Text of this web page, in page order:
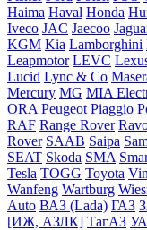
Haima Haval Honda
Iveco JAC Jaecoo
KGM Kia Lamborghini
Leapmotor LEVC
Lucid Lync & Co
Mercury MG MIA
ORA Peugeot Piaggio
RAF Range Rover
Rover SAAB Saipa
SEAT Skoda SMA
Tesla TOGG Toyota
Wanfeng Wartburg
Auto ВАЗ (Lada) ГАЗ
[ИЖ, АЗЛК] ТагАЗ